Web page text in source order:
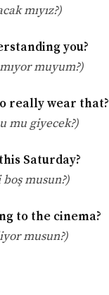
mıyız?)
you?
muyum?)
really wear that?
mu giyecek?)
Saturday?
musun?)
to the cinema?
musun?)